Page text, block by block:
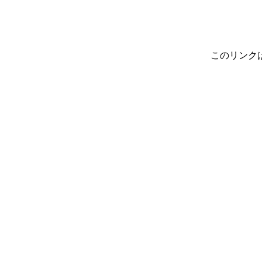
このリンク